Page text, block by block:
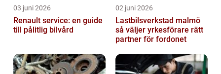
03 juni 2026
Renault service: en guide
till pålitlig bilvård
02 juni 2026
Lastbilsverkstad malmö
så väljer yrkesförare rätt
partner för fordonet